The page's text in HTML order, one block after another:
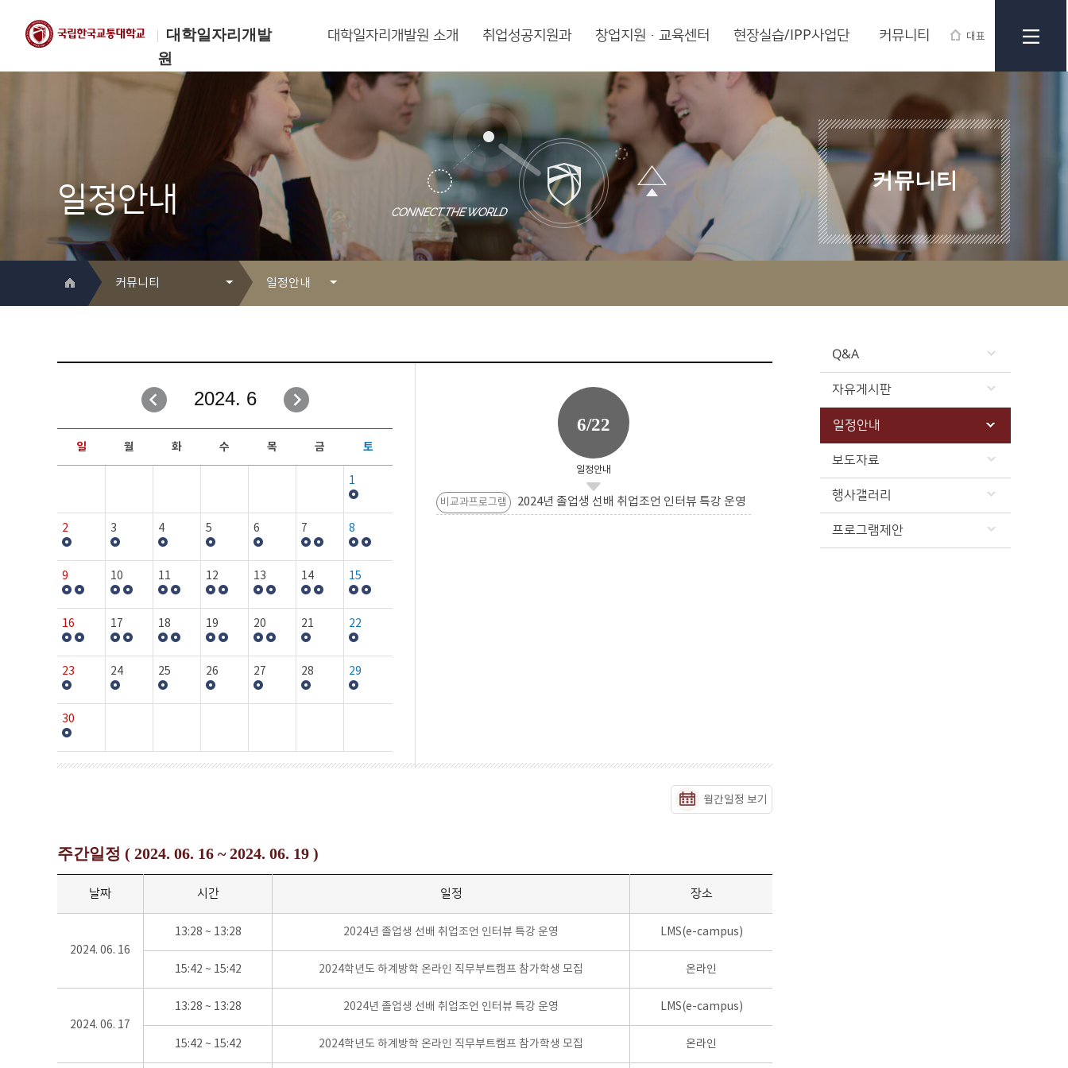
대학일자리개발
원
대표
한국교통대학교
대학일자리개발원
대학일자리개발원 소개 취업성공지원과 창업지원·교육센터 현장실습/IPP사업단 커뮤니티
일정안내
커뮤니티
커뮤니티
취업성공지원과
창업지원·교육센터
현장실습/IPP사업단
커뮤니티
일정안내
자유게시판
일정안내
보도자료
행사갤러리
Q&A
자유게시판
일정안내
보도자료
행사갤러리
프로그램제안
2024. 6
일 월 화 수 목 금 토
1
2 3 4 5 6 7 8
9 10 11 12 13 14 15
16 17 18 19 20 21 22
23 24 25 26 27 28 29
30
6/22
일정안내
비교과프로그램 2024년 졸업생 선배 취업조언 인터뷰 특강 운영
월간일정 보기
주간일정 ( 2024. 06. 16 ~ 2024. 06. 19 )
날짜 시간 일정 장소
2024. 06. 16
13:28 ~ 13:28 2024년 졸업생 선배 취업조언 인터뷰 특강 운영 LMS(e-campus)
15:42 ~ 15:42 2024학년도 하계방학 온라인 직무부트캠프 참가학생 모집 온라인
2024. 06. 17
13:28 ~ 13:28 2024년 졸업생 선배 취업조언 인터뷰 특강 운영 LMS(e-campus)
15:42 ~ 15:42 2024학년도 하계방학 온라인 직무부트캠프 참가학생 모집 온라인